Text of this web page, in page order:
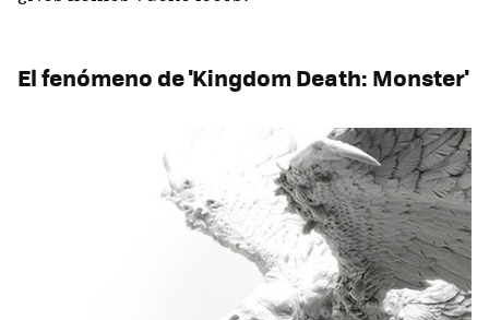
El fenómeno de 'Kingdom Death: Monster'